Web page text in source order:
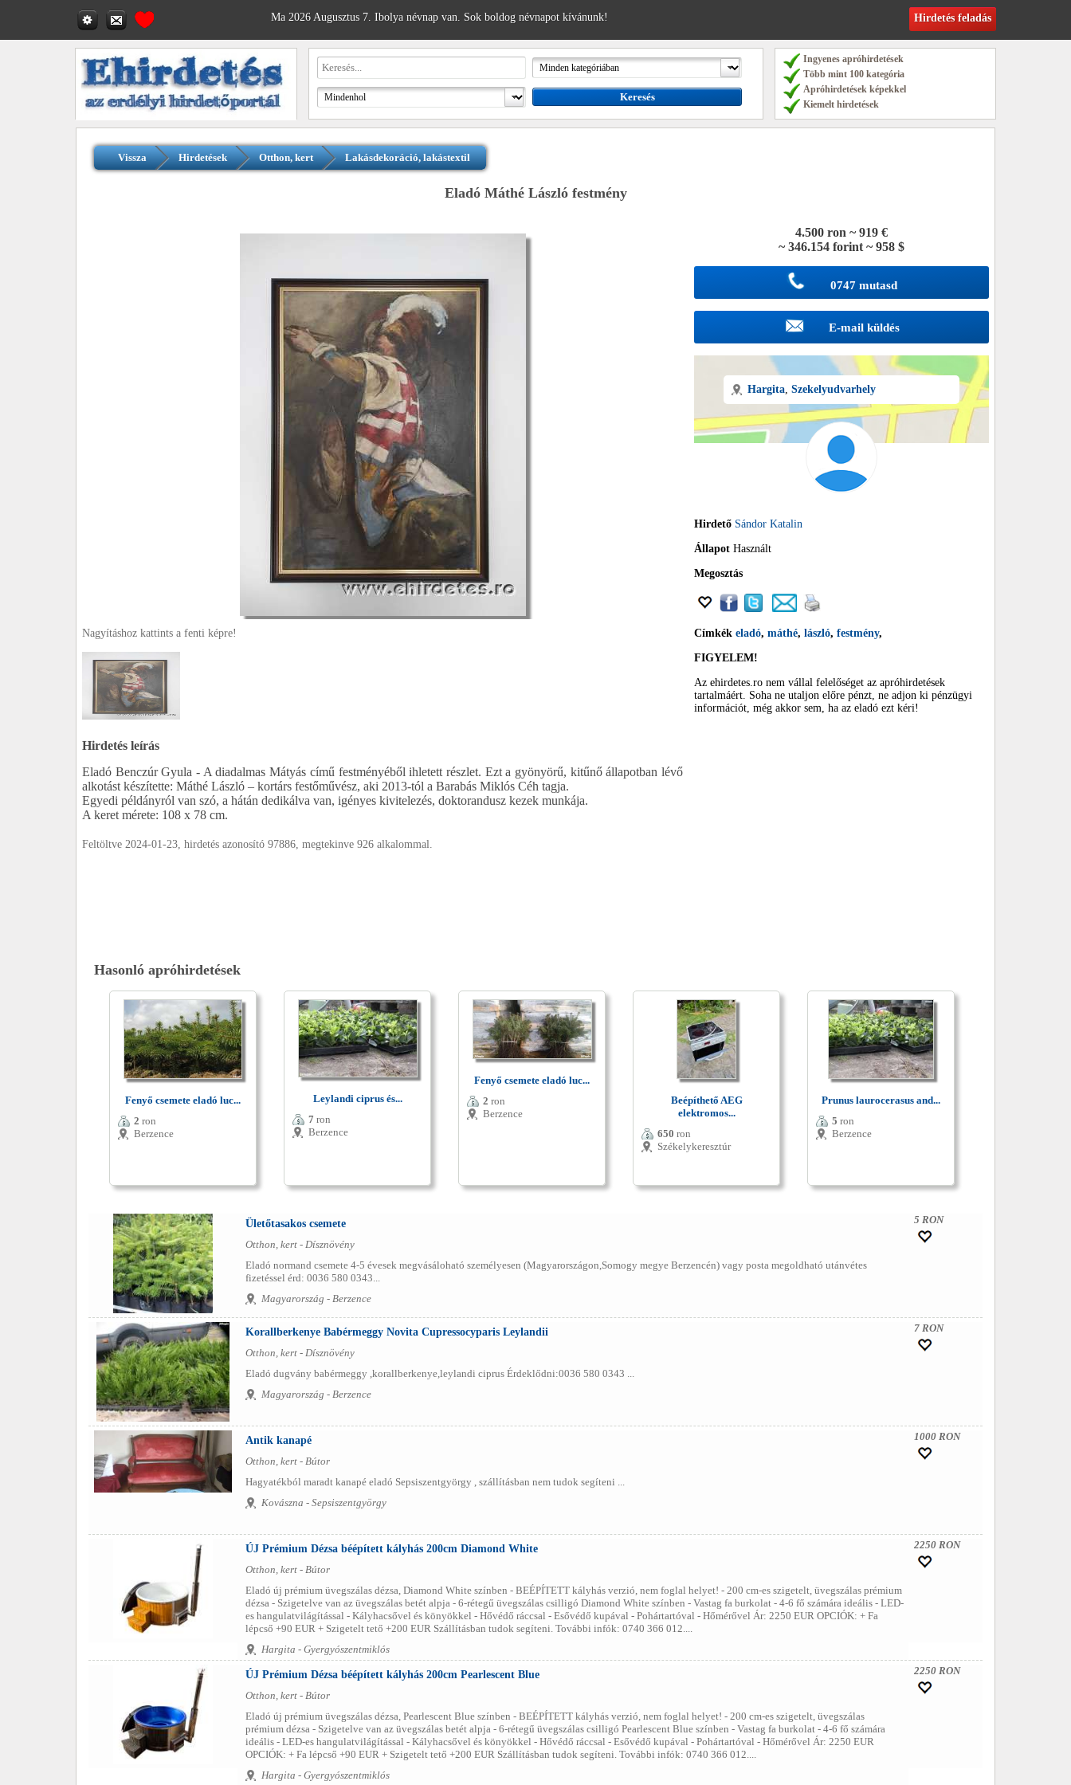
Ma 2026 Augusztus 7. Ibolya névnap van. Sok boldog névnapot kívánunk! Hirdetés feladás
Ingyenes apróhirdetések
Több mint 100 kategória
Apróhirdetések képekkel
Kiemelt hirdetések
Vissza Hirdetések Otthon, kert Lakásdekoráció, lakástextil
Eladó Máthé László festmény
Nagyításhoz kattints a fenti képre!
Hirdetés leírás
Eladó Benczúr Gyula - A diadalmas Mátyás című festményéből ihletett részlet. Ezt a gyönyörű, kitűnő állapotban lévő
alkotást készítette: Máthé László – kortárs festőművész, aki 2013-tól a Barabás Miklós Céh tagja.
Egyedi példányról van szó, a hátán dedikálva van, igényes kivitelezés, doktorandusz kezek munkája.
A keret mérete: 108 x 78 cm.
Feltöltve 2024-01-23, hirdetés azonosító 97886, megtekinve 926 alkalommal.
4.500 ron ~ 919 €
~ 346.154 forint ~ 958 $
0747 mutasd
E-mail küldés
Hargita Szekelyudvarhely
Hirdető Sándor Katalin
Állapot Használt
Megosztás
Címkék eladó, máthé, lászló, festmény,
FIGYELEM!
Az ehirdetes.ro nem vállal felelőséget az apróhirdetések
tartalmáért. Soha ne utaljon előre pénzt, ne adjon ki pénzügyi
információt, még akkor sem, ha az eladó ezt kéri!
Hasonló apróhirdetések
Fenyő csemete eladó luc...
2 ron
Berzence
Leylandi ciprus és...
7 ron
Berzence
Fenyő csemete eladó luc...
2 ron
Berzence
Beépíthető AEG
elektromos...
650 ron
Székelykeresztúr
Prunus laurocerasus and...
5 ron
Berzence
Ületőtasakos csemete
Otthon, kert - Dísznövény
Eladó normand csemete 4-5 évesek megvásáloható személyesen (Magyarországon,Somogy megye Berzencén) vagy posta megoldható utánvétes
fizetéssel érd: 0036 580 0343...
Magyarország - Berzence
5 RON
Korallberkenye Babérmeggy Novita Cupressocyparis Leylandii
Otthon, kert - Dísznövény
Eladó dugvány babérmeggy ,korallberkenye,leylandi ciprus Érdeklődni:0036 580 0343 ...
Magyarország - Berzence
7 RON
Antik kanapé
Otthon, kert - Bútor
Hagyatékból maradt kanapé eladó Sepsiszentgyörgy , szállításban nem tudok segíteni ...
Kovászna - Sepsiszentgyörgy
1000 RON
ÚJ Prémium Dézsa béépített kályhás 200cm Diamond White
Otthon, kert - Bútor
Eladó új prémium üvegszálas dézsa, Diamond White színben - BEÉPÍTETT kályhás verzió, nem foglal helyet! - 200 cm-es szigetelt, üvegszálas prémium
dézsa - Szigetelve van az üvegszálas betét alpja - 6-rétegű üvegszálas csilligó Diamond White színben - Vastag fa burkolat - 4-6 fő számára ideális - LED-
es hangulatvilágítással - Kályhacsővel és könyökkel - Hővédő ráccsal - Esővédő kupával - Pohártartóval - Hőmérővel Ár: 2250 EUR OPCIÓK: + Fa
lépcső +90 EUR + Szigetelt tető +200 EUR Szállításban tudok segíteni. További infók: 0740 366 012....
Hargita - Gyergyószentmiklós
2250 RON
ÚJ Prémium Dézsa béépített kályhás 200cm Pearlescent Blue
Otthon, kert - Bútor
Eladó új prémium üvegszálas dézsa, Pearlescent Blue színben - BEÉPÍTETT kályhás verzió, nem foglal helyet! - 200 cm-es szigetelt, üvegszálas
prémium dézsa - Szigetelve van az üvegszálas betét alpja - 6-rétegű üvegszálas csilligó Pearlescent Blue színben - Vastag fa burkolat - 4-6 fő számára
ideális - LED-es hangulatvilágítással - Kályhacsővel és könyökkel - Hővédő ráccsal - Esővédő kupával - Pohártartóval - Hőmérővel Ár: 2250 EUR
OPCIÓK: + Fa lépcső +90 EUR + Szigetelt tető +200 EUR Szállításban tudok segíteni. További infók: 0740 366 012....
Hargita - Gyergyószentmiklós
2250 RON